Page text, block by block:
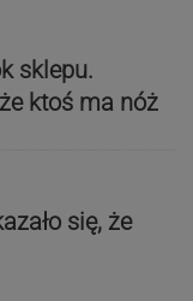
sklepu.
ktoś ma nóż
się, że